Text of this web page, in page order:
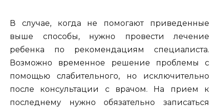
В случае, когда не помогают приведенные
выше способы, нужно провести лечение
ребенка по рекомендациям специалиста.
Возможно временное решение проблемы с
помощью слабительного, но исключительно
после консультации с врачом. На прием к
последнему нужно обязательно записаться